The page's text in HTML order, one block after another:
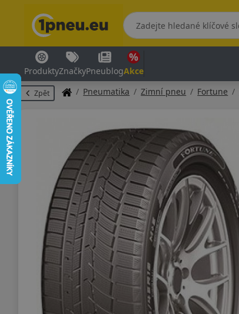
ProduktyZnačkyPneublogAkce
Zpět Pneumatika Zimní pneu Fortune